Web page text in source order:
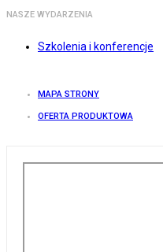
NASZE WYDARZENIA
Szkolenia i konferencje
MAPA STRONY
OFERTA PRODUKTOWA